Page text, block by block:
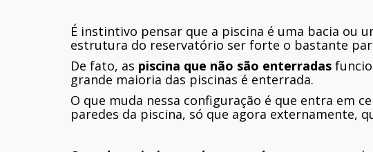
É instintivo pensar que a piscina é uma bacia ou
estrutura do reservatório ser forte o bastante
De fato, as piscina que não são enterradas
grande maioria das piscinas é enterrada.
O que muda nessa configuração é que entra em
paredes da piscina, só que agora externamente,